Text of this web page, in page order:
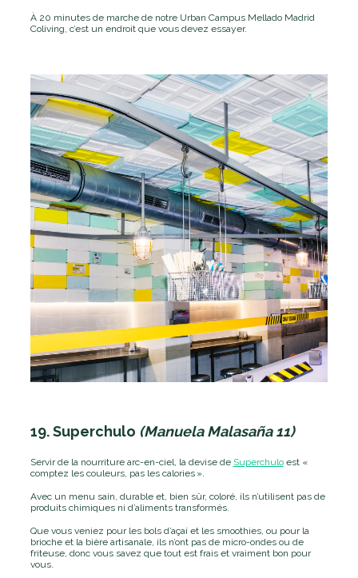
À 20 minutes de marche de notre Urban Campus Mellado Madrid
Coliving, c’est un endroit que vous devez essayer.
19. Superchulo (Manuela Malasaña 11)
Servir de la nourriture arc-en-ciel, la devise de Superchuloest «
comptez les couleurs, pas les calories ».
Avec un menu sain, durable et, bien sûr, coloré, ils n’utilisent pas de
produits chimiques ni d’aliments transformés.
Que vous veniez pour les bols d’açaí et les smoothies, ou pour la
brioche et la bière artisanale, ils n’ont pas de micro-ondes ou de
friteuse, donc vous savez que tout est frais et vraiment bon pour
vous.